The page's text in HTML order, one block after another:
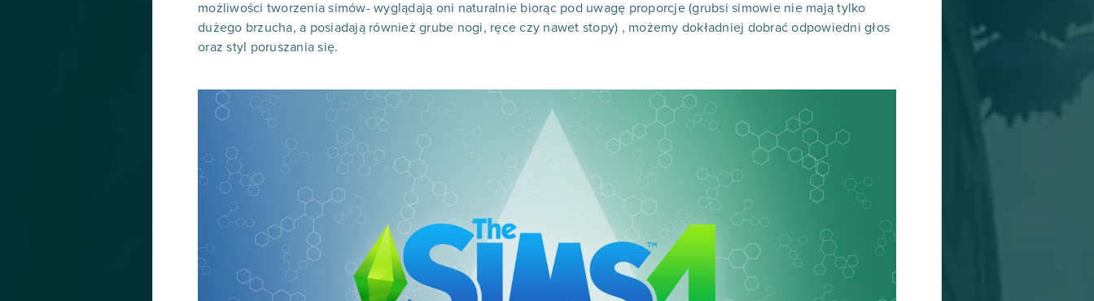
możliwości tworzenia simów- wyglądają oni naturalnie biorąc pod uwagę proporcje (grubsi simowie nie mają tylko
dużego brzucha, a posiadają również grube nogi, ręce czy nawet stopy) , możemy dokładniej dobrać odpowiedni głos
oraz styl poruszania się.